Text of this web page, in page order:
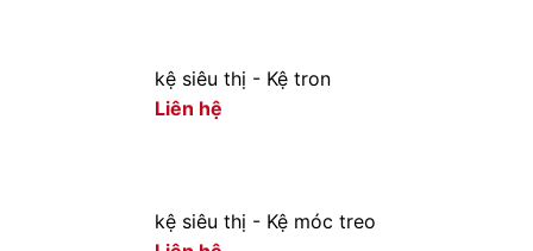
kệ siêu thị - Kệ tron
Liên hệ
kệ siêu thị - Kệ móc treo